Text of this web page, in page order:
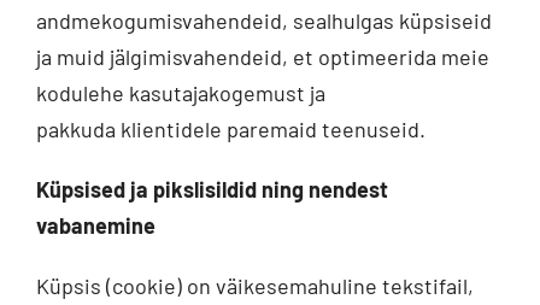
andmekogumisvahendeid, sealhulgas küpsiseid
ja muid jälgimisvahendeid, et optimeerida meie
kodulehe kasutajakogemust ja
pakkuda klientidele paremaid teenuseid.
Küpsised ja pikslisildid ning nendest
vabanemine
Küpsis (cookie) on väikesemahuline tekstifail,